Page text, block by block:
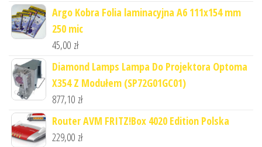
Argo Kobra Folia laminacyjna A6 111x154 mm
250 mic
45,00 zł
Diamond Lamps Lampa Do Projektora Optoma
X354 Z Modułem (SP72G01GC01)
877,10 zł
Router AVM FRITZ!Box 4020 Edition Polska
229,00 zł